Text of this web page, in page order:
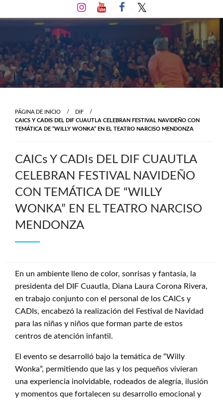
al
PÁGINA DE INICIO
DIF
CAICS Y CADIS DEL DIF CUAUTLA CELEBRAN FESTIVAL NAVIDEÑO CON
TEMÁTICA DE “WILLY WONKA” EN EL TEATRO NARCISO MENDONZA
CAICs Y CADIs DEL DIF CUAUTLA
CELEBRAN FESTIVAL NAVIDEÑO
CON TEMÁTICA DE “WILLY
WONKA” EN EL TEATRO NARCISO
MENDONZA
En un ambiente lleno de color, sonrisas y fantasía, la
presidenta del DIF Cuautla, Diana Laura Corona Rivera,
en trabajo conjunto con el personal de los CAICs y
CADIs, encabezó la realización del Festival de Navidad
para las niñas y niños que forman parte de estos
centros de atención infantil.
El evento se desarrolló bajo la temática de “Willy
Wonka”, permitiendo que las y los pequeños vivieran
una experiencia inolvidable, rodeados de alegría, ilusión
y momentos que fortalecen su desarrollo emocional y